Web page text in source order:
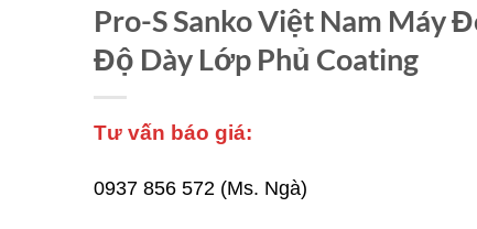
Pro-S Sanko Việt Nam Máy
Độ Dày Lớp Phủ Coating
Tư vấn báo giá:
0937 856 572 (Ms. Ngà)